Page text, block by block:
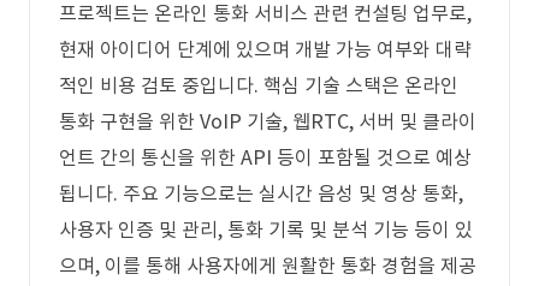
프로젝트는 온라인 통화 서비스 관련 컨설팅 업무로,
현재 아이디어 단계에 있으며 개발 가능 여부와 대략
적인 비용 검토 중입니다. 핵심 기술 스택은 온라인
통화 구현을 위한 VoIP 기술, 웹RTC, 서버 및 클라이
언트 간의 통신을 위한 API 등이 포함될 것으로 예상
됩니다. 주요 기능으로는 실시간 음성 및 영상 통화,
사용자 인증 및 관리, 통화 기록 및 분석 기능 등이 있
으며, 이를 통해 사용자에게 원활한 통화 경험을 제공